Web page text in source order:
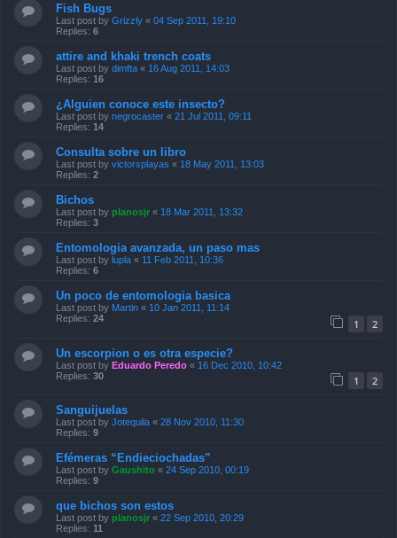
Fish Bugs
Last post by Grizzly « 04 Sep 2011, 19:10
Replies: 6
attire and khaki trench coats
Last post by dimfta « 16 Aug 2011, 14:03
Replies: 16
¿Alguien conoce este insecto?
Last post by negrocaster « 21 Jul 2011, 09:11
Replies: 14
Consulta sobre un libro
Last post by victorsplayas « 18 May 2011, 13:03
Replies: 2
Bichos
Last post by planosjr « 18 Mar 2011, 13:32
Replies: 3
Entomologia avanzada, un paso mas
Last post by lupla « 11 Feb 2011, 10:36
Replies: 6
Un poco de entomologia basica
Last post by Martin « 10 Jan 2011, 11:14
Replies: 24 1 2
Un escorpion o es otra especie?
Last post by Eduardo Peredo « 16 Dec 2010, 10:42
Replies: 30 1 2
Sanguijuelas
Last post by Jotequila « 28 Nov 2010, 11:30
Replies: 9
Efémeras “Endieciochadas”
Last post by Gaushito « 24 Sep 2010, 00:19
Replies: 9
que bichos son estos
Last post by planosjr « 22 Sep 2010, 20:29
Replies: 11